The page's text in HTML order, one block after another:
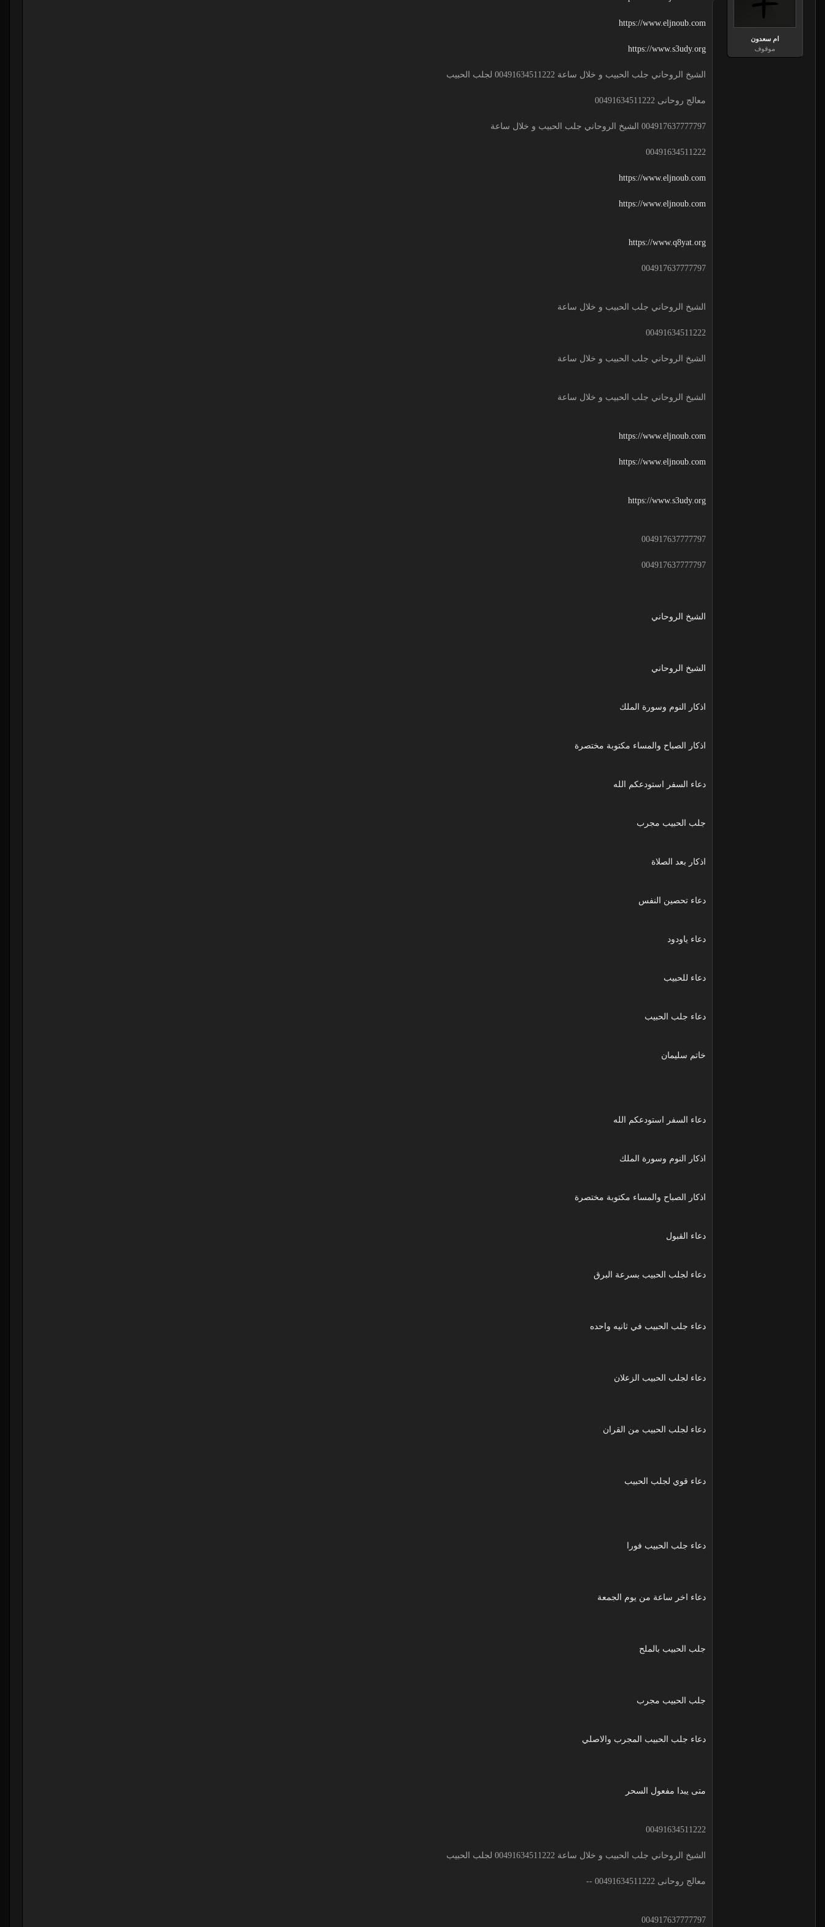
ام سعدون
موقوف
https://www.eljnoub.com
https://www.s3udy.org
الشيخ الروحاني جلب الحبيب و خلال ساعة 00491634511222 لجلب الحبيب
معالج روحانى 00491634511222
004917637777797 الشيخ الروحاني جلب الحبيب و خلال ساعة
00491634511222
https://www.eljnoub.com
https://www.eljnoub.com
https://www.q8yat.org
004917637777797
الشيخ الروحاني جلب الحبيب و خلال ساعة
00491634511222
الشيخ الروحاني جلب الحبيب و خلال ساعة
الشيخ الروحاني جلب الحبيب و خلال ساعة
https://www.eljnoub.com
https://www.eljnoub.com
https://www.s3udy.org
004917637777797
004917637777797
الشيخ الروحاني
الشيخ الروحاني
اذكار النوم وسورة الملك
اذكار الصباح والمساء مكتوبة مختصرة
دعاء السفر استودعكم الله
جلب الحبيب مجرب
اذكار بعد الصلاة
دعاء تحصين النفس
دعاء ياودود
دعاء للحبيب
دعاء جلب الحبيب
خاتم سليمان
دعاء السفر استودعكم الله
اذكار النوم وسورة الملك
اذكار الصباح والمساء مكتوبة مختصرة
دعاء القبول
دعاء لجلب الحبيب بسرعة البرق
دعاء جلب الحبيب في ثانيه واحده
دعاء لجلب الحبيب الزعلان
دعاء لجلب الحبيب من القران
دعاء قوي لجلب الحبيب
دعاء جلب الحبيب فورا
دعاء اخر ساعة من يوم الجمعة
جلب الحبيب بالملح
جلب الحبيب مجرب
دعاء جلب الحبيب المجرب والاصلي
متى يبدا مفعول السحر
00491634511222
الشيخ الروحاني جلب الحبيب و خلال ساعة 00491634511222 لجلب الحبيب
معالج روحانى 00491634511222 --
004917637777797